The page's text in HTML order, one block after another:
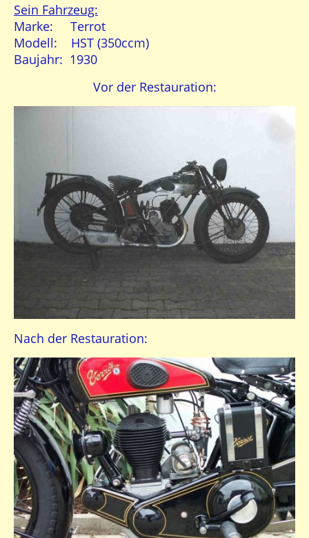
Sein Fahrzeug:
Marke: Terrot
Modell: HST (350ccm)
Baujahr: 1930
Vor der Restauration:
Nach der Restauration: